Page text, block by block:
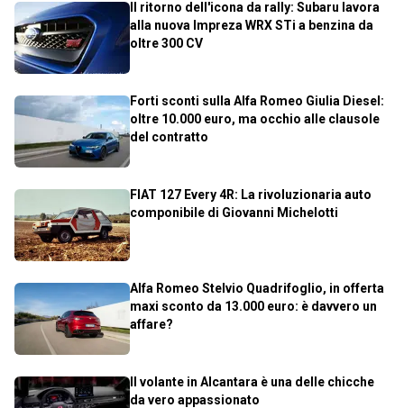
Il ritorno dell'icona da rally: Subaru lavora
alla nuova Impreza WRX STi a benzina da
oltre 300 CV
Forti sconti sulla Alfa Romeo Giulia Diesel:
oltre 10.000 euro, ma occhio alle clausole
del contratto
FIAT 127 Every 4R: La rivoluzionaria auto
componibile di Giovanni Michelotti
Alfa Romeo Stelvio Quadrifoglio, in offerta
maxi sconto da 13.000 euro: è davvero un
affare?
Il volante in Alcantara è una delle chicche
da vero appassionato